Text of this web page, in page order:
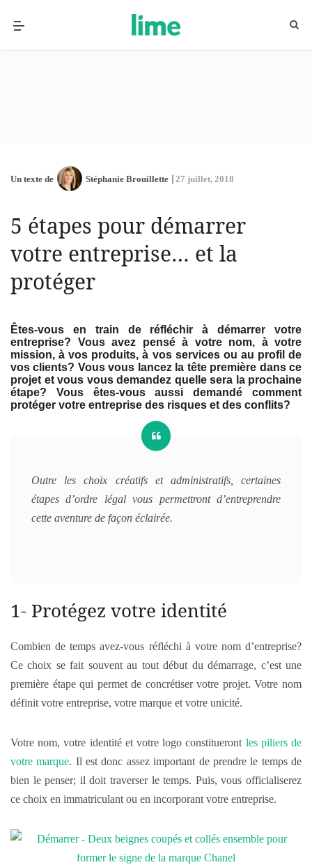
Un texte de Stéphanie Brouillette 27 juillet, 2018
5 étapes pour démarrer
votre entreprise… et la
protéger
Êtes-vous en train de réfléchir à démarrer votre
entreprise? Vous avez pensé à votre nom, à votre
mission, à vos produits, à vos services ou au profil de
vos clients? Vous vous lancez la tête première dans ce
projet et vous vous demandez quelle sera la prochaine
étape? Vous êtes-vous aussi demandé comment
protéger votre entreprise des risques et des conflits?
Outre les choix créatifs et administratifs, certaines
étapes d’ordre légal vous permettront d’entreprendre
cette aventure de façon éclairée.
1- Protégez votre identité
Combien de temps avez-vous réfléchi à votre nom d’entreprise?
Ce choix se fait souvent au tout début du démarrage, c’est une
première étape qui permet de concrétiser votre projet. Votre nom
définit votre entreprise, votre marque et votre unicité.
Votre nom, votre identité et votre logo constitueront les piliers de
votre marque. Il est donc assez important de prendre le temps de
bien le penser; il doit traverser le temps. Puis, vous officialiserez
ce choix en immatriculant ou en incorporant votre entreprise.